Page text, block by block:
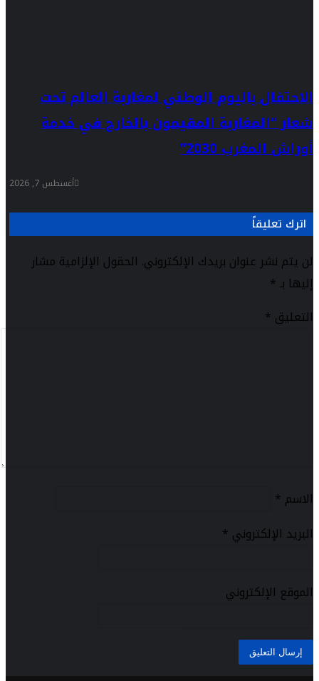
الاحتفال باليوم الوطني لمغاربة العالم تحت
شعار “المغاربة المقيمون بالخارج في خدمة
أوراش المغرب 2030”
أغسطس 7, 2026
اترك تعليقاً
لن يتم نشر عنوان بريدك الإلكتروني. الحقول الإلزامية مشار
إليها بـ*
التعليق *
الاسم *
البريد الإلكتروني *
الموقع الإلكتروني